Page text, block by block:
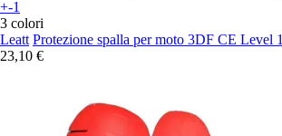
+-1
3 colori
Leatt Protezione spalla per moto 3DF CE Level 1
23,10 €